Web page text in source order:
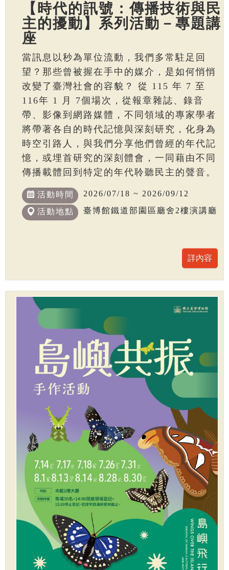
【時代的訊號：傳播技術與民
主的擾動】系列活動－專題講
座
當訊息以秒為單位流動，我們多常駐足回
望？那些曾被握在手中的媒介，是如何悄悄
改變了臺灣社會的容貌？ 從 115 年 7 至
116年 1 月 7個場次，從報章雜誌、錄音
帶、影像到網路媒體，不同領域的專家學者
將帶著各自的時代記憶與深刻研究，化身為
時空引路人，與我們分享他們曾經的年代記
憶，或埋首研究的深刻體會，一同藉由不同
傳播載體回到特定的年代聆聽民主的聲音。
活動時間 2026/07/18 ~ 2026/09/12
活動地點 臺博館鐵道部園區廳舍2樓演講廳